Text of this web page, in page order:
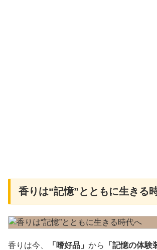
香りは“記憶”とともに生きる
香りは今、 「嗜好品」 から 「記憶の体験